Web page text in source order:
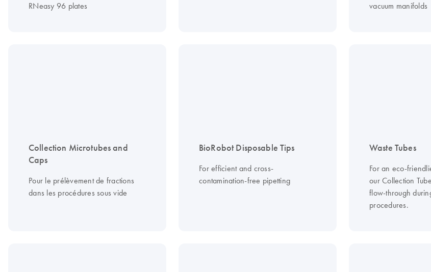
RNeasy 96 plates
vacuum manifolds
Collection Microtubes and
Caps
Pour le prélèvement de fractions
dans les procédures sous vide
BioRobot Disposable Tips
For efficient and cross-
contamination-free pipetting
Waste Tubes
For an eco-
our Collection
flow-through
procedures.